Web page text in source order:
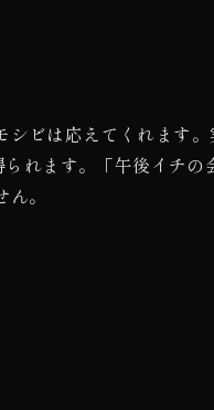
ビは応えてくれます。
れます。「午後イチの
。